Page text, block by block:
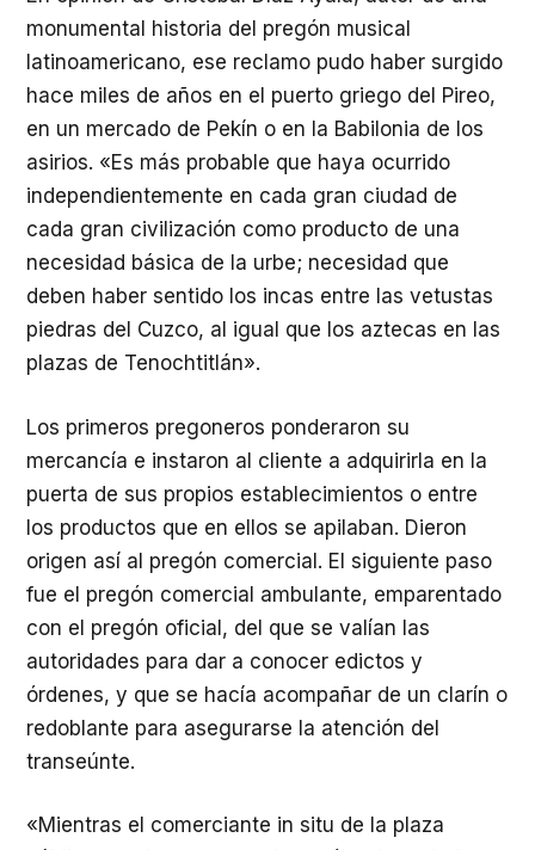
monumental historia del pregón musical
latinoamericano, ese reclamo pudo haber surgido
hace miles de años en el puerto griego del Pireo,
en un mercado de Pekín o en la Babilonia de los
asirios. «Es más probable que haya ocurrido
independientemente en cada gran ciudad de
cada gran civilización como producto de una
necesidad básica de la urbe; necesidad que
deben haber sentido los incas entre las vetustas
piedras del Cuzco, al igual que los aztecas en las
plazas de Tenochtitlán».
Los primeros pregoneros ponderaron su
mercancía e instaron al cliente a adquirirla en la
puerta de sus propios establecimientos o entre
los productos que en ellos se apilaban. Dieron
origen así al pregón comercial. El siguiente paso
fue el pregón comercial ambulante, emparentado
con el pregón oficial, del que se valían las
autoridades para dar a conocer edictos y
órdenes, y que se hacía acompañar de un clarín o
redoblante para asegurarse la atención del
transeúnte.
«Mientras el comerciante in situ de la plaza